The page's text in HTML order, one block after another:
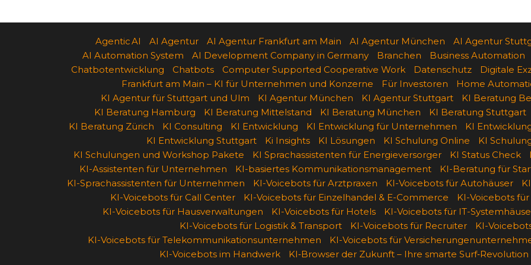
Agentic AI AI Agentur AI Agentur Frankfurt am Main AI Agentur München
AI Agentur
AI Automation System
AI Development Company in Germany Branchen
Business Automation
Chatbotentwicklung
Chatbots Computer Supported Cooperative Work Datenschutz
Digitale
Frankfurt am Main – KI für Unternehmen und Konzerne
Für Investoren
Home
KI Agentur für Stuttgart und Ulm
KI Agentur München KI Agentur Stuttgart
KI Beratung
KI Beratung Hamburg
KI Beratung Mittelstand KI Beratung München
KI Beratung Stuttgart
KI Beratung Zürich
KI Consulting KI Entwicklung KI Entwicklung für Unternehmen
KI
KI Entwicklung Stuttgart
Ki Insights KI Lösungen KI Schulung Online
KI
KI Schulungen und Workshop Pakete
KI Sprachassistenten für Energieversorger KI Status Check
KI-Assistenten für Unternehmen
KI-basiertes Kommunikationsmanagement
KI-Beratung für
KI-Sprachassistenten für Unternehmen
KI-Voicebots für Arztpraxen KI-Voicebots für Autohäuser
KI-Voicebots für Call Center
KI-Voicebots für Einzelhandel & E-Commerce
KI-Voicebots
KI-Voicebots für Hausverwaltungen
KI-Voicebots für Hotels
KI-Voicebots für IT-
KI-Voicebots für Logistik & Transport
KI-Voicebots für Recruiter
KI-
KI-Voicebots für Telekommunikationsunternehmen
KI-Voicebots für
KI-Voicebots im Handwerk
KI‑Browser der Zukunft – Ihre smarte Surf‑Revolution